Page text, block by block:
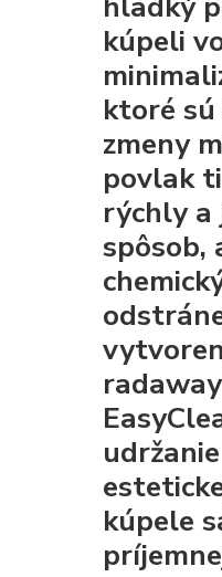
kúpeli
ktoré
zmeny
povlak
rýchly a
spôsob,
kúpele